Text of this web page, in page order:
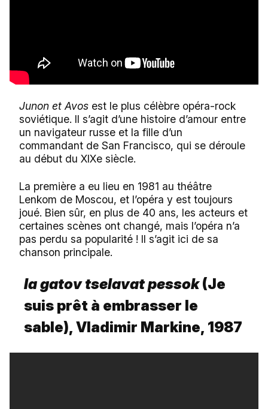
Junon et Avos est le plus célèbre opéra-rock
soviétique. Il s’agit d’une histoire d’amour entre
un navigateur russe et la fille d’un
commandant de San Francisco, qui se déroule
au début du XIXe siècle.
La première a eu lieu en 1981 au théâtre
Lenkom de Moscou, et l’opéra y est toujours
joué. Bien sûr, en plus de 40 ans, les acteurs et
certaines scènes ont changé, mais l’opéra n’a
pas perdu sa popularité ! Il s’agit ici de sa
chanson principale.
Ia gatov tselavat pessok(Je
suis prêt à embrasser le
sable), Vladimir Markine, 1987